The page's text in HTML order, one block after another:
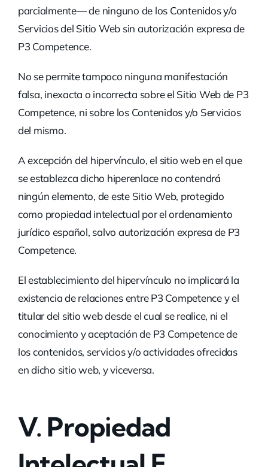
parcialmente— de ninguno de los Contenidos y/o
Servicios del Sitio Web sin autorización expresa de
P3 Competence.
No se permite tampoco ninguna manifestación
falsa, inexacta o incorrecta sobre el Sitio Web de P3
Competence, ni sobre los Contenidos y/o Servicios
del mismo.
A excepción del hipervínculo, el sitio web en el que
se establezca dicho hiperenlace no contendrá
ningún elemento, de este Sitio Web, protegido
como propiedad intelectual por el ordenamiento
jurídico español, salvo autorización expresa de P3
Competence.
El establecimiento del hipervínculo no implicará la
existencia de relaciones entre P3 Competence y el
titular del sitio web desde el cual se realice, ni el
conocimiento y aceptación de P3 Competence de
los contenidos, servicios y/o actividades ofrecidas
en dicho sitio web, y viceversa.
V. Propiedad